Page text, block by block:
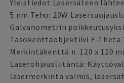
Yleistiedot Lasersäteen
5 nm Teho: 20W
Galvanometrin
Tasokenttäobjektiivi F-Theta
Merkintäkenttä n. 120 x 120
Laserohjausliitäntä:
lasermerkintä valmis,